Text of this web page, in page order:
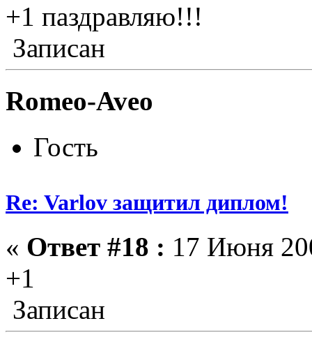
+1 паздравляю!!!
Записан
Romeo-Aveo
Гость
Re: Varlov защитил диплом!
« Ответ #18 : 17 Июня
+1
Записан